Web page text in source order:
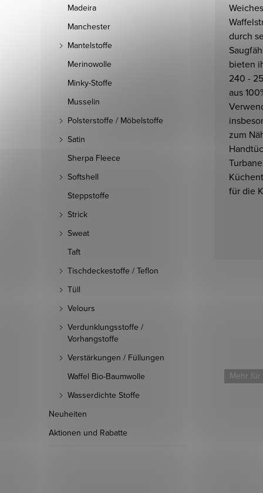
Madeira
Manchester
Mantelstoffe
Merinowolle
Minky-Stoffe
Musselin
Polsterstoffe / Möbelstoffe
Satin
Sherpa Fleece
Softshell
Steppstoffe
Strick
Sweat
Taft
Tischdeckestoffe / Teflon
Tüll
Velours
Verdunklungsstoffe /
Vorhangstoffe
Verstärkungen / Füllungen
Waffel Bio-Baumwolle
Wasserdichte Stoffe
Neuheiten
Aktionen und Rabatte
durch
bieten
240 -
aus
zum
für die
Mehr für weniger Mehr für